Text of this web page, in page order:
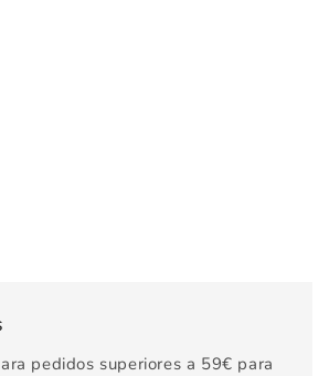
pedidos superiores a 59€ para